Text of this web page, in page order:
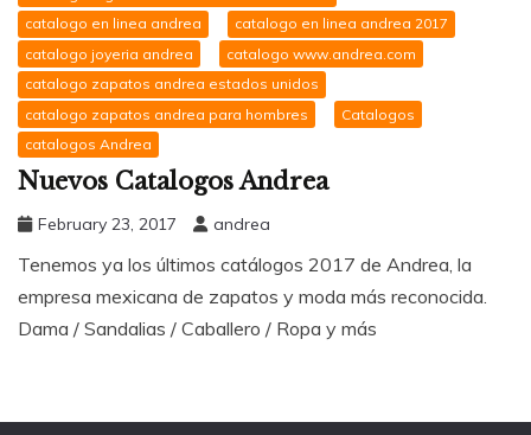
catalogo en linea andrea
catalogo en linea andrea 2017
catalogo joyeria andrea
catalogo www.andrea.com
catalogo zapatos andrea estados unidos
catalogo zapatos andrea para hombres
Catalogos
catalogos Andrea
Nuevos Catalogos Andrea
February 23, 2017 andrea
Tenemos ya los últimos catálogos 2017 de Andrea, la
empresa mexicana de zapatos y moda más reconocida.
Dama / Sandalias / Caballero / Ropa y más